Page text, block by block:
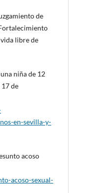
de
libre de
niña de 12
17 de
en-sevilla-y-
acoso
acoso-sexual-